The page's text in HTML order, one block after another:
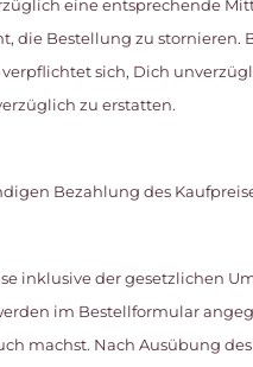
eine entsprechende
die Bestellung zu
sich, Dich
zu erstatten.
Bezahlung des
inklusive der gesetzlichen
im Bestellformular
machst. Nach Ausübung